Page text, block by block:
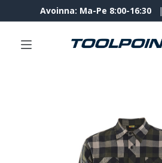
Avoinna: Ma-Pe 8:00-16:30 |